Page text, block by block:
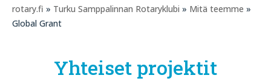
rotary.fi » Turku Samppalinnan Rotaryklubi » Mitä teemme »
Global Grant
Yhteiset projektit